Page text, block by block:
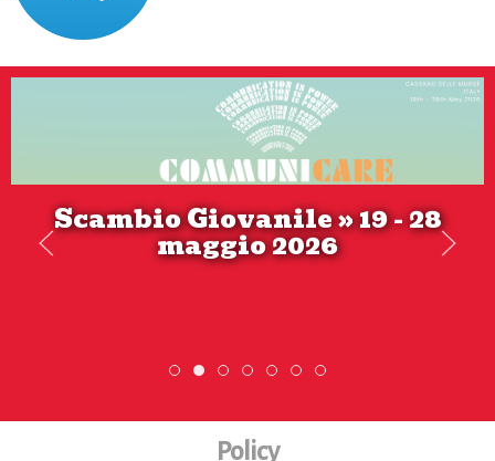
Scambio Giovanile » 19 - 28
maggio 2026
ESC » Volontariato internazionale
Scambio Giovanile » 19 - 28
DiscoverEu Inclusion
Scopri dove sono i nostri
Policy